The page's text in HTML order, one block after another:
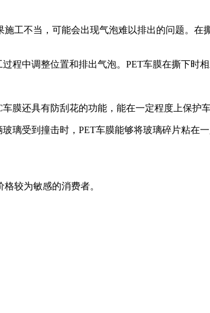
工不当，可能会出现气泡难以排出的问题。
程中调整位置和排出气泡。PET车膜在撕下时
膜还具有防刮花的功能，能在一定程度上保护
璃受到撞击时，PET车膜能够将玻璃碎片粘在
较为敏感的消费者。